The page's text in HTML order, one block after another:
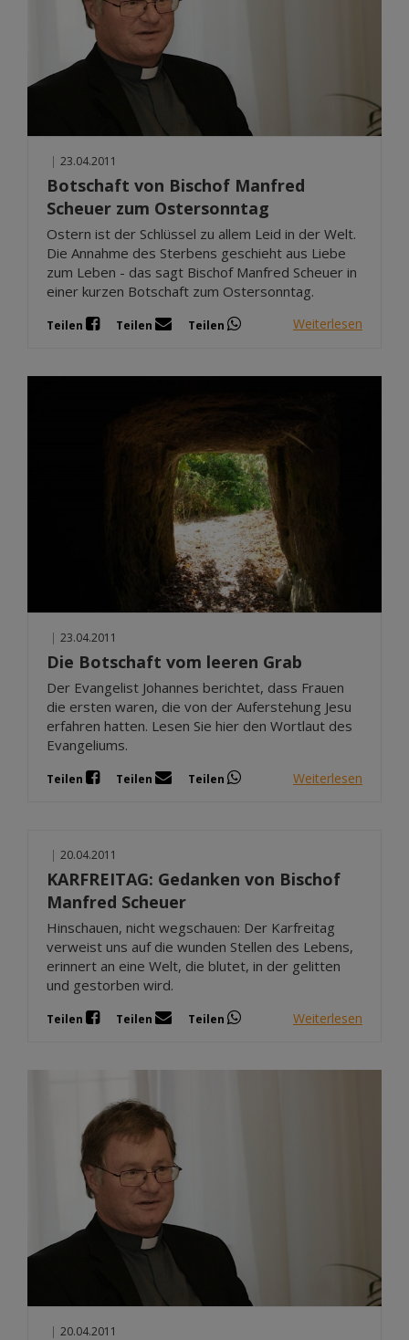
| 23.04.2011
Botschaft von Bischof Manfred
Scheuer zum Ostersonntag
Ostern ist der Schlüssel zu allem Leid in der Welt.
Die Annahme des Sterbens geschieht aus Liebe
zum Leben - das sagt Bischof Manfred Scheuer in
einer kurzen Botschaft zum Ostersonntag.
Teilen Teilen Teilen Weiterlesen
| 23.04.2011
Die Botschaft vom leeren Grab
Der Evangelist Johannes berichtet, dass Frauen
die ersten waren, die von der Auferstehung Jesu
erfahren hatten. Lesen Sie hier den Wortlaut des
Evangeliums.
Teilen Teilen Teilen Weiterlesen
| 20.04.2011
KARFREITAG: Gedanken von Bischof
Manfred Scheuer
Hinschauen, nicht wegschauen: Der Karfreitag
verweist uns auf die wunden Stellen des Lebens,
erinnert an eine Welt, die blutet, in der gelitten
und gestorben wird.
Teilen Teilen Teilen Weiterlesen
| 20.04.2011